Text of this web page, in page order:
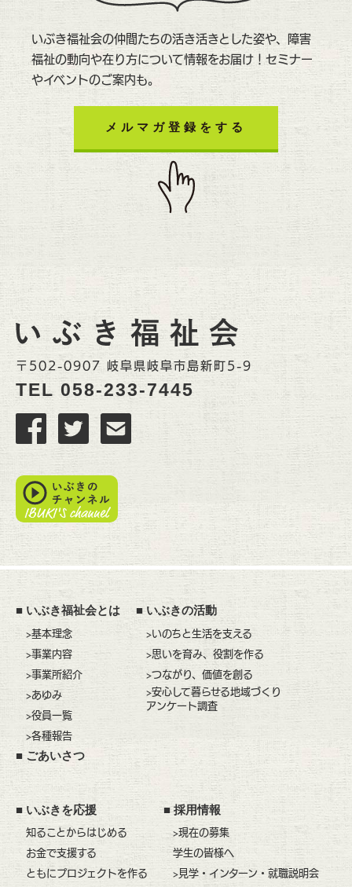
いぶき福祉会の仲間たちの活き活きとした姿や、障害
福祉の動向や在り方について情報をお届け！セミナー
やイベントのご案内も。
メルマガ登録をする
〒502-0907 岐阜県岐阜市島新町5-9
TEL 058-233-7445
■ いぶき福祉会とは
>基本理念
>事業内容
>事業所紹介
>あゆみ
>役員一覧
>各種報告
■ごあいさつ
■いぶきの活動
>いのちと生活を支える
>思いを育み、役割を作る
>つながり、価値を創る
>安心して暮らせる地域づくり
アンケート調査
■いぶきを応援
知ることからはじめる
お金で支援する
ともにプロジェクトを作る
■採用情報
>現在の募集
学生の皆様へ
>見学・インターン・就職説明会